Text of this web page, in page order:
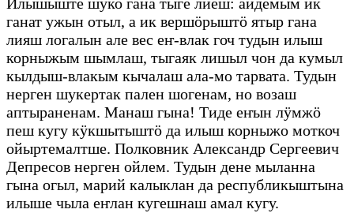
ганат ужын отыл, а ик вершӧрыштӧ ятыр гана
лияш логалын але вес еҥ-влак гоч тудын илыш
корныжым шымлаш, тыгаяк лишыл чон да кумыл
кылдыш-влакым кычалаш ала-мо тарвата. Тудын
нерген шукертак пален шогенам, но возаш
аптыраненам. Манаш гына! Тиде еҥын лӱмжӧ
пеш кугу кӱкшытыштӧ да илыш корныжо моткоч
ойыртемалтше. Полковник Александр Сергеевич
Депресов нерген ойлем. Тудын дене мыланна
гына огыл, марий калыклан да республикыштына
илыше чыла еҥлан кугешнаш амал кугу.